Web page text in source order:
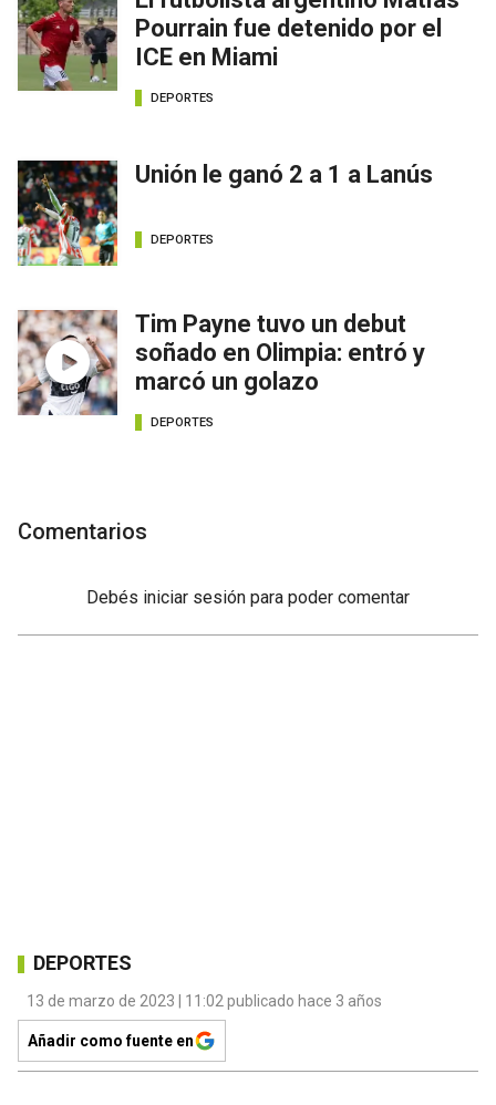
Pourrain fue detenido por el
ICE en Miami
DEPORTES
Unión le ganó 2 a 1 a Lanús
DEPORTES
Tim Payne tuvo un debut
soñado en Olimpia: entró y
marcó un golazo
DEPORTES
Comentarios
Debés iniciar sesión para poder comentar
DEPORTES
13 de marzo de 2023 | 11:02 publicado hace 3 años
Añadir como fuente en